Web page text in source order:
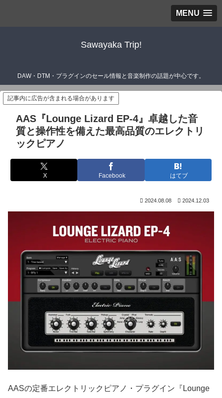
MENU
Sawayaka Trip!
DAW・DTM・プラグインのセール情報と音楽制作の話題が中心です。
記事内に広告が含まれる場合があります
AAS『Lounge Lizard EP-4』卓越した音
質と操作性を備えた最高品質のエレクトリ
ックピアノ
X Facebook はてブ
2024.08.08 2024.12.03
AASの定番エレクトリックピアノ・プラグイン『Lounge